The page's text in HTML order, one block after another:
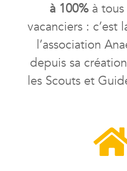
à 100% à
vacanciers : c’est
l’association
depuis sa
les Scouts et